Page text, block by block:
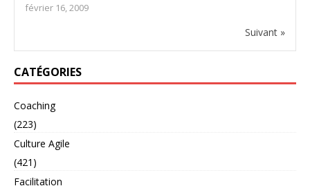
février 16, 2009
Suivant »
CATÉGORIES
Coaching
(223)
Culture Agile
(421)
Facilitation